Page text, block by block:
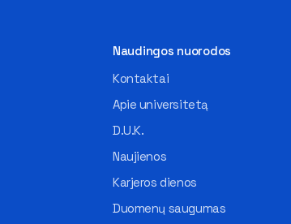
Naudingos nuorodos
Kontaktai
Apie universitetą
D.U.K.
Naujienos
Karjeros dienos
Duomenų saugumas